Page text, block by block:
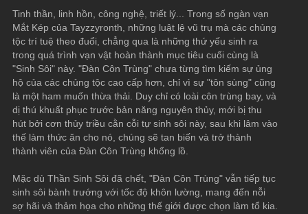
Tinh thần, linh hồn, công nghệ, triết lý... Trong số ngàn vạn
Mắt Kép của Tayzzyronth, những luật lệ vũ trụ mà các chủng
tộc trí tuệ theo đuổi, chẳng qua là những thứ yếu sinh ra
trong quá trình vạn vật hoàn thành mục tiêu cuối cùng là
"Sinh Sôi" này. "Đàn Côn Trùng" chưa từng tìm kiếm sự ủng
hộ của các chủng tộc cao cấp hơn, chỉ vì sự "tôn sùng" cũng
là một ham muốn thừa thải. Duy chỉ có loài côn trùng bay, và
dị thú khuất phục trước bản năng nguyên thủy, mới bị thu
hút bởi cơn thủy triều cằn cỗi tự sinh sôi này, sau khi lâm vào
thế làm thức ăn cho nó, chúng sẽ tan biến và trở thành
thành viên của Đàn Côn Trùng khổng lồ.
Mặc dù Thần Sinh Sôi đã chết, "Đàn Côn Trùng" vẫn tiếp tục
sinh sôi bành trướng với tốc độ khôn lường, mang đến nỗi
sợ hãi và thảm họa cho những thế giới được chọn làm tổ kia.